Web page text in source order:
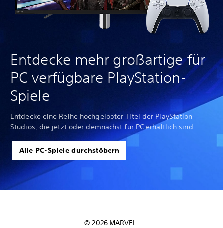
Entdecke mehr großartige für
PC verfügbare PlayStation-
Spiele
Entdecke eine Reihe hochgelobter Titel der PlayStation
Studios, die jetzt oder demnächst für PC erhältlich sind.
Alle PC-Spiele durchstöbern
© 2026 MARVEL.